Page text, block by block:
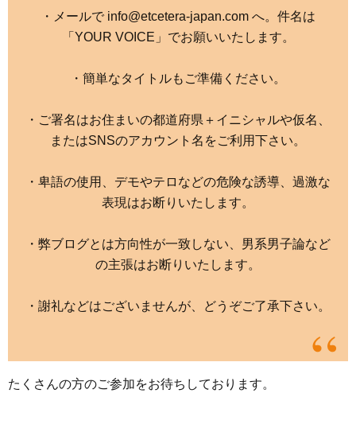
・メールで info@etcetera-japan.com へ。件名は
「YOUR VOICE」でお願いいたします。
・簡単なタイトルもご準備ください。
・ご署名はお住まいの都道府県＋イニシャルや仮名、
またはSNSのアカウント名をご利用下さい。
・卑語の使用、デモやテロなどの危険な誘導、過激な
表現はお断りいたします。
・弊ブログとは方向性が一致しない、男系男子論など
の主張はお断りいたします。
・謝礼などはございませんが、どうぞご了承下さい。
たくさんの方のご参加をお待ちしております。